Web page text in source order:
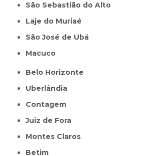
São Sebastião do Alto
Laje do Muriaé
São José de Ubá
Macuco
Belo Horizonte
Uberlândia
Contagem
Juiz de Fora
Montes Claros
Betim